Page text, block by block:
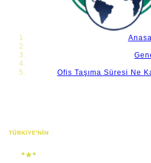
Ofis Taşıma Süresi Ne